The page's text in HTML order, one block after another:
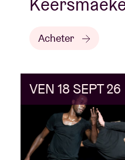
Acheter
VEN 18 SEPT 26